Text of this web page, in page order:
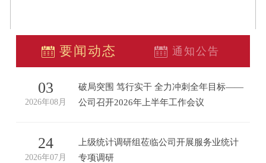
要闻动态 通知公告
03
2026年08月
破局突围 笃行实干 全力冲刺全年目标——
公司召开2026年上半年工作会议
入查摆短板不足，安排部署...
24
2026年07月
上级统计调研组莅临公司开展服务业统计
专项调研